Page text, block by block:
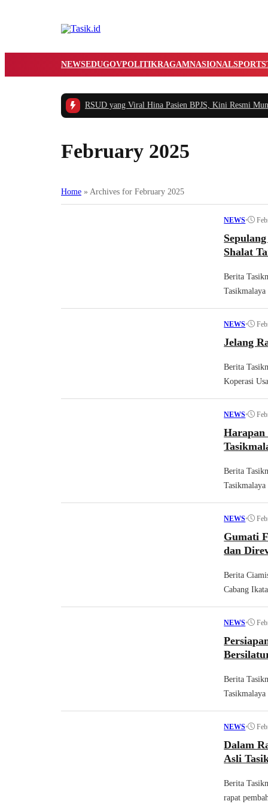
NEWSEDUGOVPOLITIKRAGAMNASIONALSPORTS
Kisah Pegawai RSUD yang Viral Hina Pasien BPJS, Kini Resmi Mundur
February 2025
Home » Archives for February 2025
NEWS•
Shalat
Berita
NEWS•
Jelang
Berita
Koperasi
NEWS•
Harapan
Berita
NEWS•
Gumati
dan
Berita
Cabang
NEWS•
Berita
NEWS•
Dalam
Asli
Berita
rapat